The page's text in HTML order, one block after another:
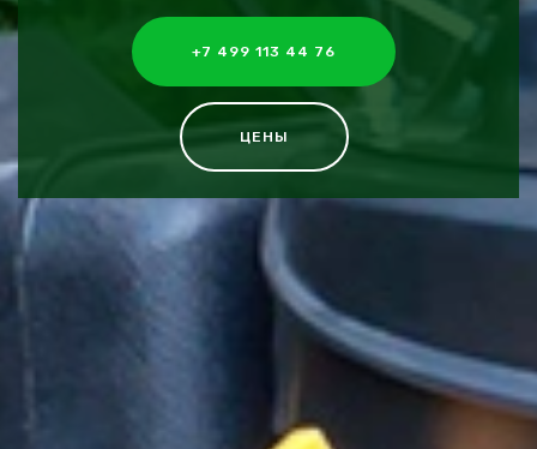
+7 499 113 44 76
ЦЕНЫ